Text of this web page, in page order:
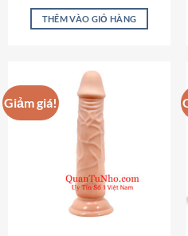
hạng4.65
5 sao
là:
1,095,000 ₫.
tại
THÊM VÀO GIỎ HÀNG
Giảm giá!